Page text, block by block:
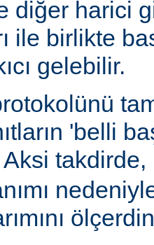
diğer harici
ile birlikte
gelebilir.
'belli
takdirde,